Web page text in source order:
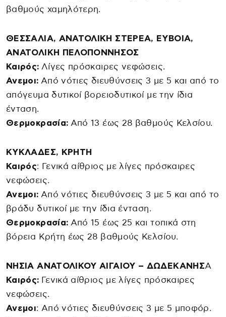
βαθμούς χαμηλότερη.
ΘΕΣΣΑΛΙΑ, ΑΝΑΤΟΛΙΚΗ ΣΤΕΡΕΑ, ΕΥΒΟΙΑ,
ΑΝΑΤΟΛΙΚΗ ΠΕΛΟΠΟΝΝΗΣΟΣ
Καιρός: Λίγες πρόσκαιρες νεφώσεις.
Ανεμοι: Από νότιες διευθύνσεις 3 με 5 και από το
απόγευμα δυτικοί βορειοδυτικοί με την ίδια
ένταση.
Θερμοκρασία: Από 13 έως 28 βαθμούς Κελσίου.
ΚΥΚΛΑΔΕΣ, ΚΡΗΤΗ
Καιρός: Γενικά αίθριος με λίγες πρόσκαιρες
νεφώσεις.
Ανεμοι: Από νότιες διευθύνσεις 3 με 5 και από το
βράδυ δυτικοί με την ίδια ένταση.
Θερμοκρασία: Από 15 έως 25 και τοπικά στη
βόρεια Κρήτη έως 28 βαθμούς Κελσίου.
ΝΗΣΙΑ ΑΝΑΤΟΛΙΚΟΥ ΑΙΓΑΙΟΥ – ΔΩΔΕΚΑΝΗΣΑ
Καιρός: Γενικά αίθριος με λίγες πρόσκαιρες
νεφώσεις.
Ανεμοι: Από νότιες διευθύνσεις 3 με 5 μποφόρ.